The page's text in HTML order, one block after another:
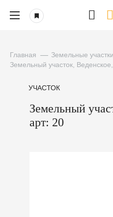
Главная Земельные участки
Земельный участок, Веденское,
УЧАСТОК
Земельный
арт: 20